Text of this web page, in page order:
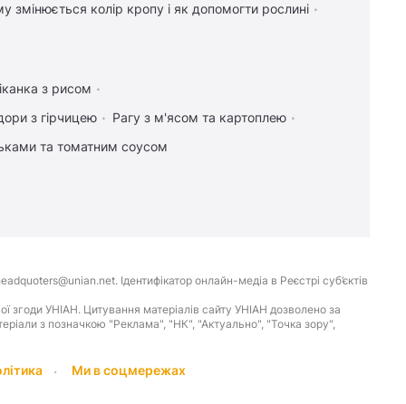
змінюється колір кропу і як допомогти рослині
з рисом
з гірчицею
Рагу з м'ясом та картоплею
та томатним соусом
Ідентифікатор онлайн-медіа в Реєстрі суб’єктів
згоди УНІАН. Цитування матеріалів сайту УНІАН дозволено за
з позначкою "Реклама", "НК", "Актуально", "Точка зору",
Ми в соцмережах